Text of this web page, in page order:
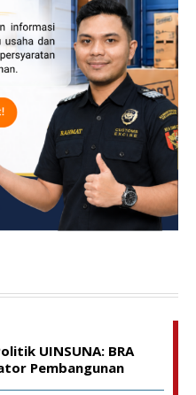
UINSUNA: BRA
Pembangunan